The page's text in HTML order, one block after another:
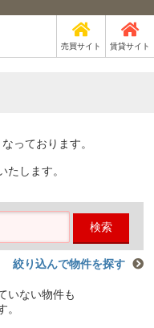
売買サイト 賃貸サイト
っております。
たします。
検索
絞り込んで物件を探す
いない物件も
。